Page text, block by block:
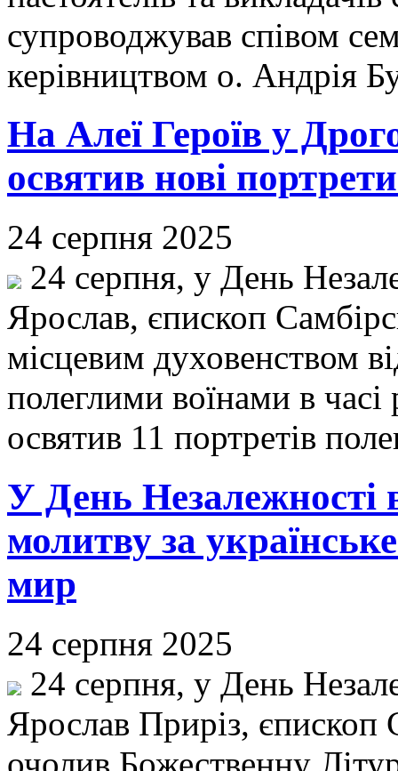
супроводжував співом
керівництвом о. Андрія
На Алеї Героїв у
освятив нові
24 серпня 2025
24 серпня, у День
Ярослав, єпископ
місцевим духовенством
полеглими воїнами в часі
освятив 11 портретів
У День Незалежності
молитву за
мир
24 серпня 2025
24 серпня, у День
Ярослав Приріз,